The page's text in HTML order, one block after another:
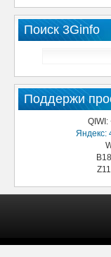
Поиск 3Ginfo
Поддержи
Яндекс: